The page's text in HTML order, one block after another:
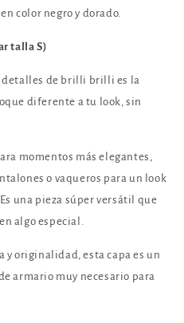
color negro y dorado.
talla S)
detalles de brilli brilli es la
diferente a tu look, sin
momentos más elegantes,
o vaqueros para un look
una pieza súper versátil que
algo especial.
y originalidad, esta capa es un
armario muy necesario para